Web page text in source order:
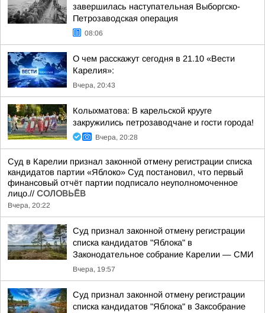
завершилась наступательная Выборгско-
Петрозаводская операция
08:06
О чем расскажут сегодня в 21.10 «Вести
Карелия»:
Вчера, 20:43
Колыхматова: В карельской крууге
закружились петрозаводчане и гости города!
Вчера, 20:28
Суд в Карелии признал законной отмену регистрации списка
кандидатов партии «Яблоко» Суд постановил, что первый
финансовый отчёт партии подписало неуполномоченное
лицо.// СОЛОВЬЁВ
Вчера, 20:22
Суд признал законной отмену регистрации
списка кандидатов "Яблока" в
Законодательное собрание Карелии — СМИ
Вчера, 19:57
Суд признал законной отмену регистрации
списка кандидатов "Яблока" в Заксобрание